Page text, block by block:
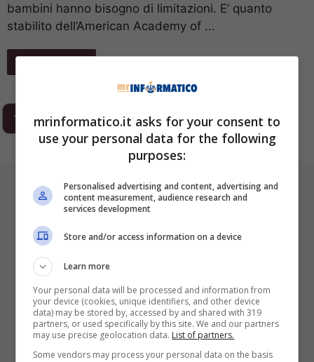
bambini hanno bisogno di limitazioni. E’ quanto
stabilito dell’American Academy of ...
Leggi Tutto
1 2 3 … 293 Next
ULTIMI ARTICOLI
I Pro E I Contro Di Una Nuova Moda
Che Punta A Cambiare Il Tabacco
mrinformatico.it asks for your consent to
use your personal data for the following
purposes:
Personalised advertising and content, advertising and
content measurement, audience research and
services development
Store and/or access information on a device
Learn more
Your personal data will be processed and information from
your device (cookies, unique identifiers, and other device
data) may be stored by, accessed by and shared with 319
partners, or used specifically by this site. We and our partners
may use precise geolocation data. List of partners.
Some vendors may process your personal data on the basis